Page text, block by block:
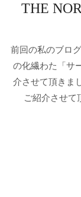
THE
前回の私のブロ
の化繊わた「サ
介させて頂きま
ご紹介させ